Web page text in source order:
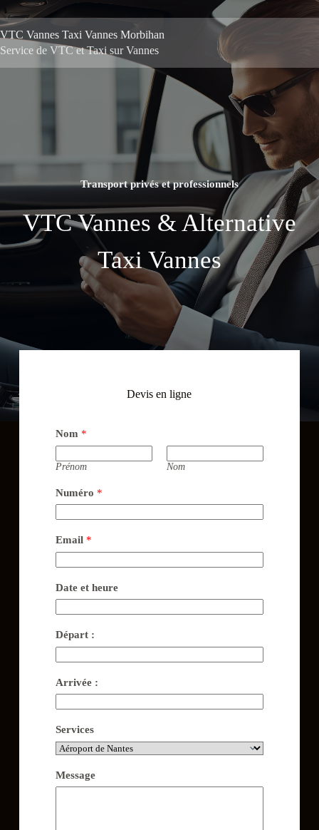
VTC Vannes Taxi Vannes Morbihan
Service de VTC et Taxi sur Vannes
Transport privés et professionnels
VTC Vannes & Alternative
Taxi Vannes
Devis en ligne
Nom *
Prénom Nom
Numéro *
Email *
Date et heure
Départ :
Arrivée :
Services
Message